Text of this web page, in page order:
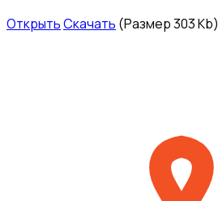
ОткрытьСкачать (Размер 303 Kb)